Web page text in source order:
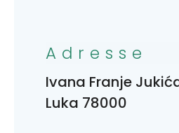
Adresse
Ivana Franje
Luka 78000